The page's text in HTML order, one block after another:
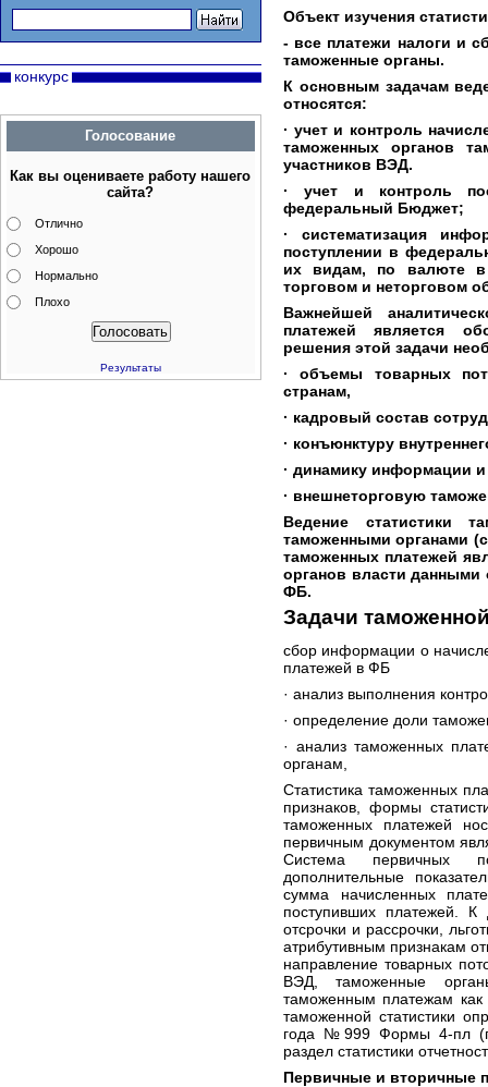
Объект изучения ста
- все платежи налоги и
таможенные органы.
К основным задачам
относятся:
· учет и контроль
таможенных органов
участников ВЭД.
· учет и контроль
федеральный Бюджет;
· систематизация
поступлении в
их видам, по валюте в
торговом и неторговом
Важнейшей
платежей является
решения этой задачи
· объемы товарных
странам,
· кадровый состав
· конъюнктуру
· динамику информации
· внешнеторговую
Ведение статистики
таможенными органами
таможенных платежей
органов власти данными
ФБ.
Задачи
сбор информации о
платежей в ФБ
· анализ выполнения
· определение доли
· анализ таможенных
органам,
Статистика таможенных
признаков, формы
таможенных платежей
первичным документом
Система первичных
дополнительные
сумма начисленных
поступивших платежей. К
отсрочки и рассрочки,
атрибутивным признакам
направление товарных
ВЭД, таможенные
таможенным платежам
таможенной статистики
года №999 Формы 4-пл
раздел статистики
Первичные и вторичные
конкурс
Голосование
Как вы оцениваете работу нашего
сайта?
Отлично
Хорошо
Нормально
Плохо
Результаты